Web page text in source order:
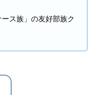
ス族」の友好部族ク